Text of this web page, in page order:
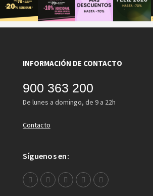
INFORMACIÓN DE CONTACTO
900 363 200
De lunes a domingo, de 9 a 22h
Contacto
Síguenos en: